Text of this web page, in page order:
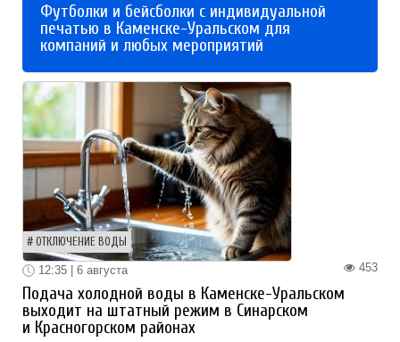
Футболки и бейсболки с индивидуальной
печатью в Каменске-Уральском для
компаний и любых мероприятий
ОТКЛЮЧЕНИЕ ВОДЫ
453
12:35 | 6 августа
Подача холодной воды в Каменске-Уральском
выходит на штатный режим в Синарском
и Красногорском районах